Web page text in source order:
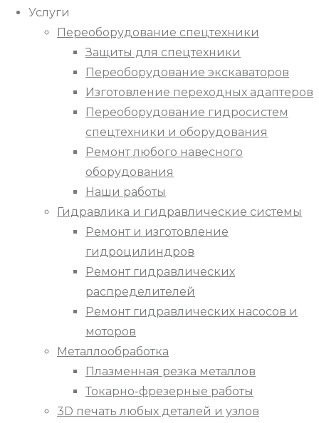
Услуги
Переоборудование спецтехники
Защиты для спецтехники
Переоборудование экскаваторов
Изготовление переходных адаптеров
Переоборудование гидросистем
спецтехники и оборудования
Ремонт любого навесного
оборудования
Наши работы
Гидравлика и гидравлические системы
Ремонт и изготовление
гидроцилиндров
Ремонт гидравлических
распределителей
Ремонт гидравлических насосов и
моторов
Металлообработка
Плазменная резка металлов
Токарно-фрезерные работы
3D печать любых деталей и узлов